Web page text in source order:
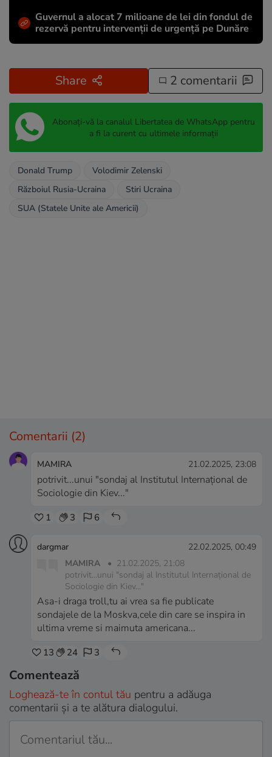
Guvernul a alocat 7 milioane de lei din fondul de
rezervă pentru intervenții de urgență pe Dunăre
Share 2 comentarii
Abonați-vă la canalul Libertatea de WhatsApp pentru
a fi la curent cu ultimele informații
Donald Trump
Volodimir Zelenski
Războiul Rusia-Ucraina
Stiri Ucraina
SUA (Statele Unite ale Americii)
Comentarii (2)
MAMIRA 21.02.2025, 23:08
potrivit...unui "sondaj al Institutul Internațional de
Sociologie din Kiev..."
1 3 6
dargmar
22.02.2025, 00:49
MAMIRA
• 21.02.2025, 21:08
potrivit...unui "sondaj al Institutul Internațional de
Sociologie din Kiev..."
Asa-i draga troll,tu ai vrea sa fie publicate
sondajele de la Moskva,cele din care se inspira in
ultima vreme si maimuta americana...
13 24 3
Comentează
Loghează-te în contul tău pentru a adăuga
comentarii și a te alătura dialogului.